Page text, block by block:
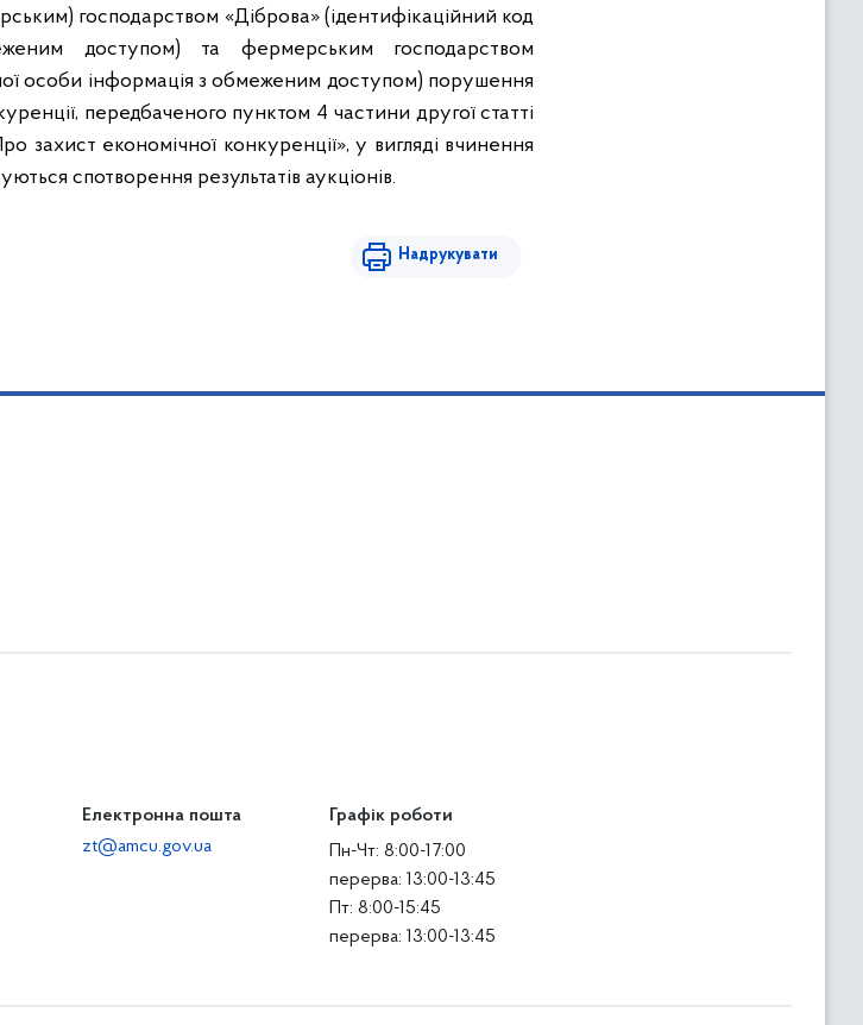
господарством «Діброва» (ідентифікаційний код
доступом) та фермерським господарством
особи інформація з обмеженим доступом) порушення
передбаченого пунктом 4 частини другої статті
захист економічної конкуренції», у вигляді вчинення
спотворення результатів аукціонів.
Надрукувати
Електронна пошта
zt@amcu.gov.ua
Графік роботи
Пн-Чт: 8:00-17:00
перерва: 13:00-13:45
Пт: 8:00-15:45
перерва: 13:00-13:45